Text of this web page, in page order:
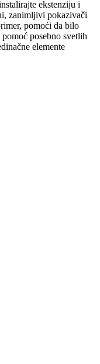
ekstenziju i
zanimljivi pokazivači
pomoći da bilo
posebno svetlih
elemente